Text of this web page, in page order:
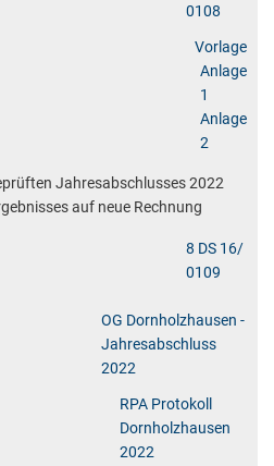
0108
Vorlage
Anlage
1
Anlage
2
Jahresabschlusses 2022
auf neue Rechnung
8 DS 16/
0109
OG Dornholzhausen -
Jahresabschluss
2022
RPA Protokoll
Dornholzhausen
2022